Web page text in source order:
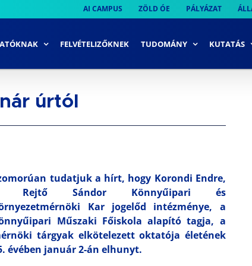
AI CAMPUS ZÖLD ÓE PÁLYÁZAT
FELVÉTELIZŐKNEK TUDOMÁNY KUTATÁS
úrtól
tudatjuk a hírt, hogy Korondi Endre,
Rejtő Sándor Könnyűipari és
Kar jogelőd intézménye, a
Műszaki Főiskola alapító tagja, a
tárgyak elkötelezett oktatója életének
évében január 2-án elhunyt.